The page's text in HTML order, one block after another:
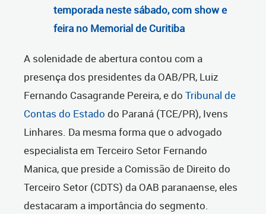
temporada neste sábado, com show e
feira no Memorial de Curitiba
A solenidade de abertura contou com a
presença dos presidentes da OAB/PR, Luiz
Fernando Casagrande Pereira, e do Tribunal de
Contas do Estado do Paraná (TCE/PR), Ivens
Linhares. Da mesma forma que o advogado
especialista em Terceiro Setor Fernando
Manica, que preside a Comissão de Direito do
Terceiro Setor (CDTS) da OAB paranaense, eles
destacaram a importância do segmento.